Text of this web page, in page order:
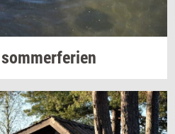
som­mer­fe­ri­en